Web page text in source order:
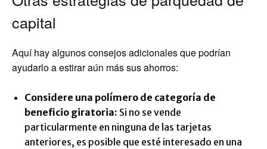
capital
Aquí hay algunos consejos adicionales que podrían
ayudarlo a estirar aún más sus ahorros:
Considere una polímero de categoría de
beneficio giratoria: Si no se vende
particularmente en ninguna de las tarjetas
anteriores, es posible que esté interesado en una